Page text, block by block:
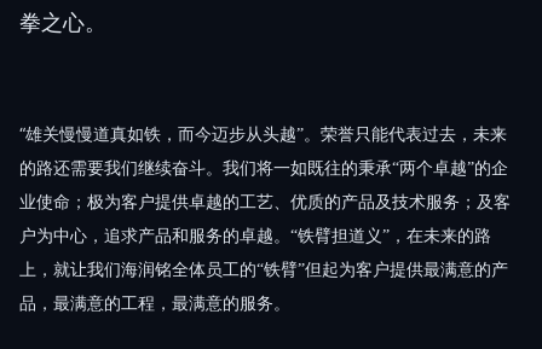
拳之心。
“雄关慢慢道真如铁，而今迈步从头越”。荣誉只能代表过去，未来
的路还需要我们继续奋斗。我们将一如既往的秉承“两个卓越”的企
业使命；极为客户提供卓越的工艺、优质的产品及技术服务；及客
户为中心，追求产品和服务的卓越。“铁臂担道义”，在未来的路
上，就让我们海润铭全体员工的“铁臂”但起为客户提供最满意的产
品，最满意的工程，最满意的服务。